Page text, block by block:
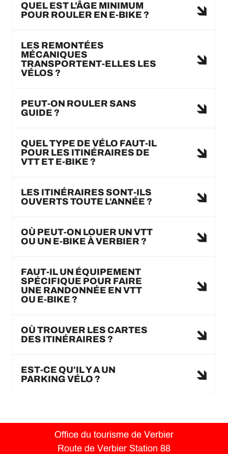
QUEL EST L’ÂGE MINIMUM
POUR ROULER EN E-BIKE ?
LES REMONTÉES
MÉCANIQUES
TRANSPORTENT-ELLES LES
VÉLOS ?
PEUT-ON ROULER SANS
GUIDE ?
QUEL TYPE DE VÉLO FAUT-IL
POUR LES ITINÉRAIRES DE
VTT ET E-BIKE ?
LES ITINÉRAIRES SONT-ILS
OUVERTS TOUTE L'ANNÉE ?
OÙ PEUT-ON LOUER UN VTT
OU UN E-BIKE À VERBIER ?
FAUT-IL UN ÉQUIPEMENT
SPÉCIFIQUE POUR FAIRE
UNE RANDONNÉE EN VTT
OU E-BIKE ?
OÙ TROUVER LES CARTES
DES ITINÉRAIRES ?
EST-CE QU'IL Y A UN
PARKING VÉLO ?
Office du tourisme de Verbier
Route de Verbier Station 88